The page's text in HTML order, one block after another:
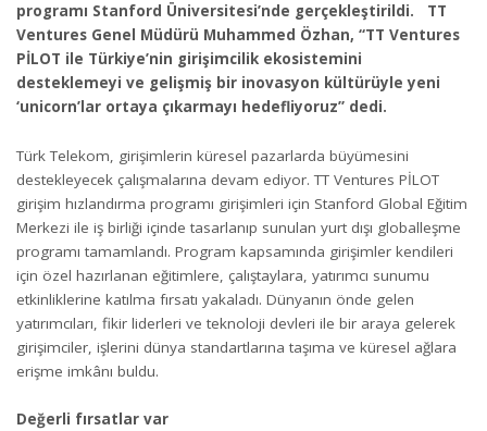
programı Stanford Üniversitesi’nde gerçekleştirildi.
TT
Ventures Genel Müdürü Muhammed Özhan, “TT Ventures
PİLOT ile Türkiye’nin girişimcilik ekosistemini
desteklemeyi ve gelişmiş bir inovasyon kültürüyle yeni
‘unicorn’lar ortaya çıkarmayı hedefliyoruz” dedi.
Türk Telekom, girişimlerin küresel pazarlarda büyümesini
destekleyecek çalışmalarına devam ediyor. TT Ventures PİLOT
girişim hızlandırma programı girişimleri için Stanford Global Eğitim
Merkezi ile iş birliği içinde tasarlanıp sunulan yurt dışı globalleşme
programı tamamlandı. Program kapsamında girişimler kendileri
için özel hazırlanan eğitimlere, çalıştaylara, yatırımcı sunumu
etkinliklerine katılma fırsatı yakaladı. Dünyanın önde gelen
yatırımcıları, fikir liderleri ve teknoloji devleri ile bir araya gelerek
girişimciler, işlerini dünya standartlarına taşıma ve küresel ağlara
erişme imkânı buldu.
Değerli fırsatlar var